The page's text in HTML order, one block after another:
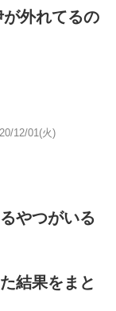
外れてるの
12/01(火)
やつがいる
結果をまと